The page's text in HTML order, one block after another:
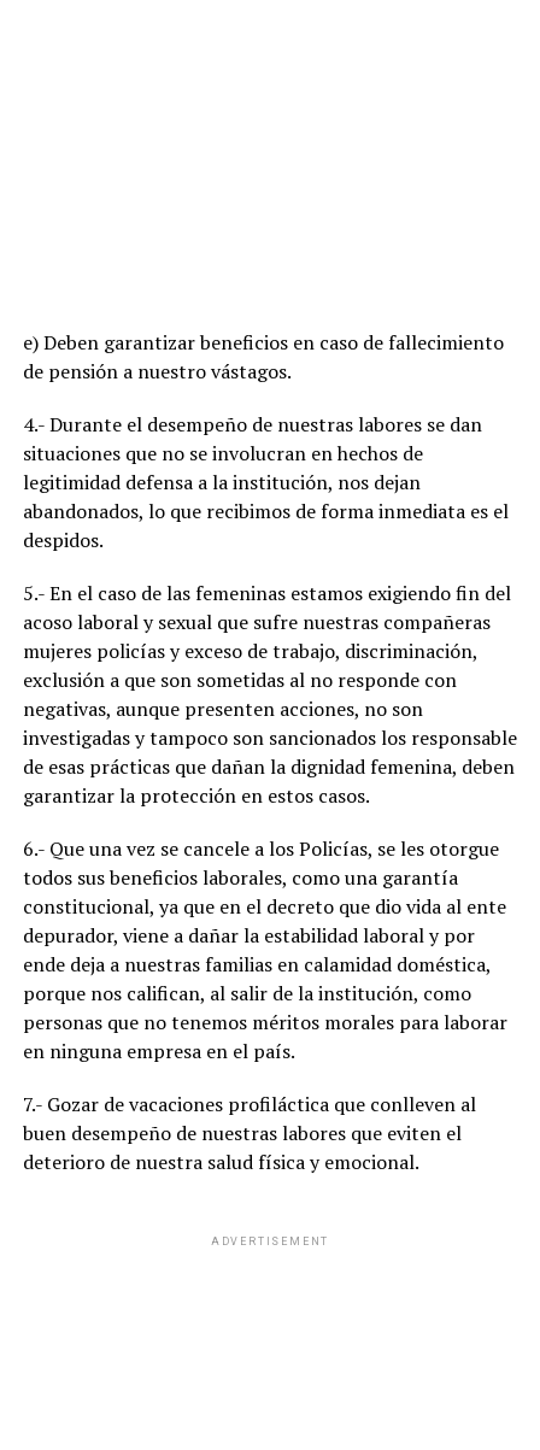
e) Deben garantizar beneficios en caso de fallecimiento
de pensión a nuestro vástagos.
4.- Durante el desempeño de nuestras labores se dan
situaciones que no se involucran en hechos de
legitimidad defensa a la institución, nos dejan
abandonados, lo que recibimos de forma inmediata es el
despidos.
5.- En el caso de las femeninas estamos exigiendo fin del
acoso laboral y sexual que sufre nuestras compañeras
mujeres policías y exceso de trabajo, discriminación,
exclusión a que son sometidas al no responde con
negativas, aunque presenten acciones, no son
investigadas y tampoco son sancionados los responsable
de esas prácticas que dañan la dignidad femenina, deben
garantizar la protección en estos casos.
6.- Que una vez se cancele a los Policías, se les otorgue
todos sus beneficios laborales, como una garantía
constitucional, ya que en el decreto que dio vida al ente
depurador, viene a dañar la estabilidad laboral y por
ende deja a nuestras familias en calamidad doméstica,
porque nos califican, al salir de la institución, como
personas que no tenemos méritos morales para laborar
en ninguna empresa en el país.
7.- Gozar de vacaciones profiláctica que conlleven al
buen desempeño de nuestras labores que eviten el
deterioro de nuestra salud física y emocional.
ADVERTISEMENT